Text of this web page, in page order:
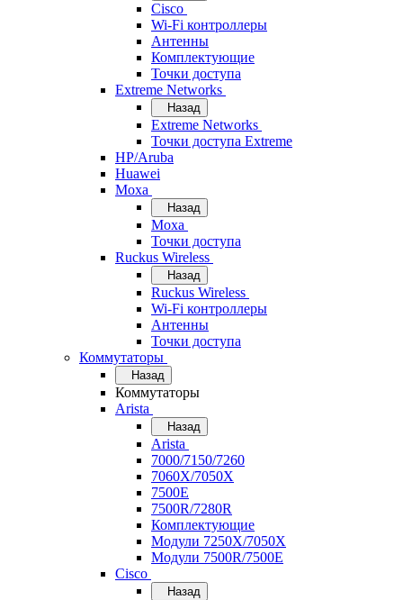
Cisco
Wi-Fi контроллеры
Антенны
Комплектующие
Точки доступа
Extreme Networks
Назад
Extreme Networks
Точки доступа Extreme
HP/Aruba
Huawei
Moxa
Назад
Moxa
Точки доступа
Ruckus Wireless
Назад
Ruckus Wireless
Wi-Fi контроллеры
Антенны
Точки доступа
Коммутаторы
Назад
Коммутаторы
Arista
Назад
Arista
7000/7150/7260
7060X/7050X
7500E
7500R/7280R
Комплектующие
Модули 7250X/7050X
Модули 7500R/7500E
Cisco
Назад